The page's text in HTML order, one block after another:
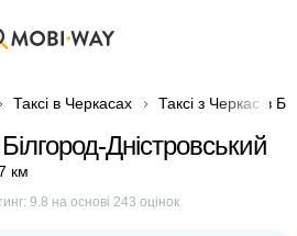
Таксі в Черкасах Таксі з Черкас в
Дністровський
км
9.8 на основі 243 оцінок